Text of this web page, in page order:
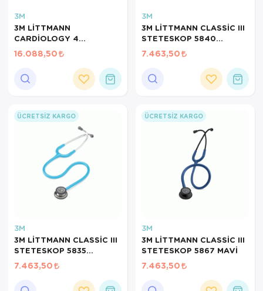
3M
3M LİTTMANN
CARDİOLOGY 4
STETESKOP 6152 SİYAH
16.088,50
3M
3M LİTTMANN CLASSİC III
STETESKOP 5840
ZÜMRÜT YEŞİ
7.463,50
ÜCRETSIZ KARGO
3M
3M LİTTMANN CLASSİC III
STETESKOP 5835
TURKUAZ
7.463,50
ÜCRETSIZ KARGO
3M
3M LİTTMANN CLASSİC III
STETESKOP 5867 MAVİ
7.463,50